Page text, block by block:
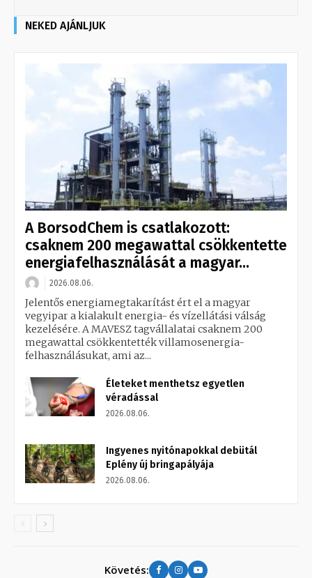
NEKED AJÁNLJUK
A BorsodChem is csatlakozott:
csaknem 200 megawattal csökkentette
energiafelhasználását a magyar...
2026.08.06.
Jelentős energiamegtakarítást ért el a magyar
vegyipar a kialakult energia- és vízellátási válság
kezelésére. A MAVESZ tagvállalatai csaknem 200
megawattal csökkentették villamosenergia-
felhasználásukat, ami az...
Életeket menthetsz egyetlen
véradással
2026.08.06.
Ingyenes nyitónapokkal debütál
Eplény új bringapályája
2026.08.06.
Követés: